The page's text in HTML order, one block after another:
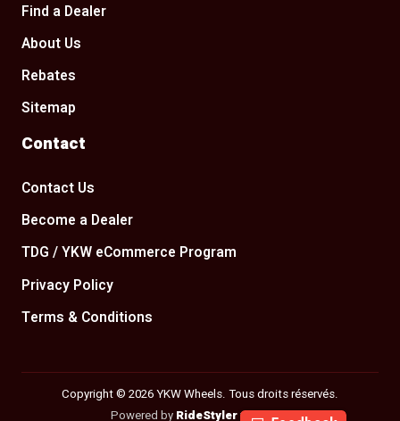
Find a Dealer
About Us
Rebates
Sitemap
Contact
Contact Us
Become a Dealer
TDG / YKW eCommerce Program
Privacy Policy
Terms & Conditions
Copyright © 2026 YKW Wheels. Tous droits réservés.
Powered by RideStylerv2.29.205